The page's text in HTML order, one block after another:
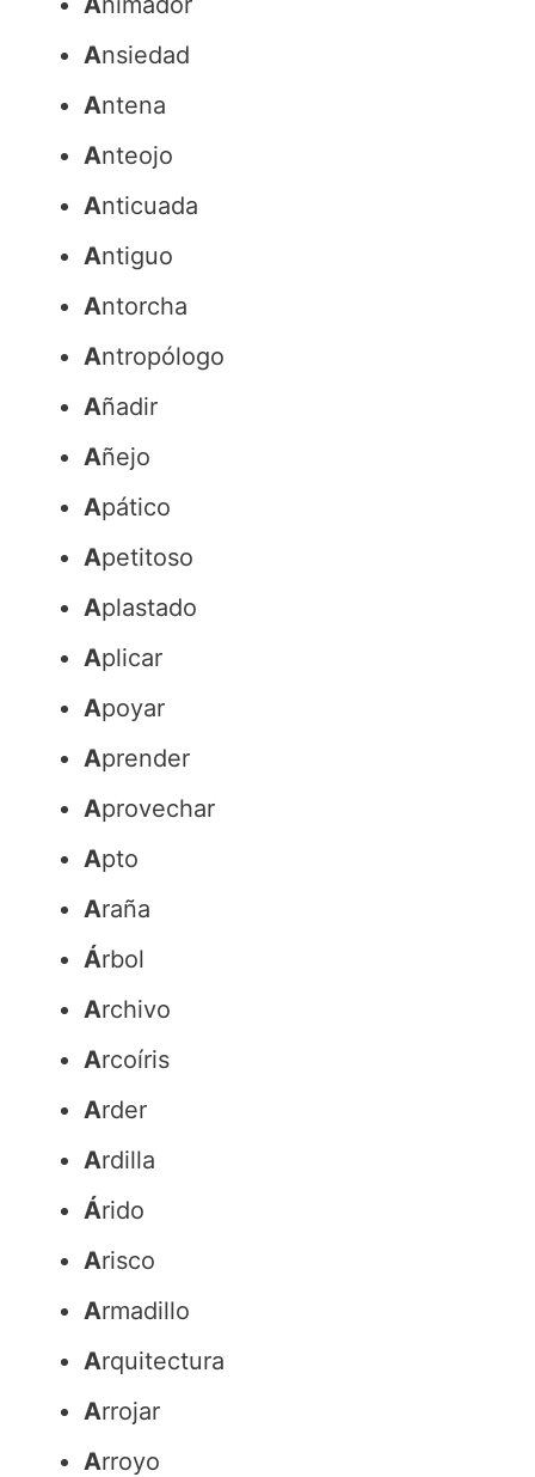
Ansiedad
Antena
Anteojo
Anticuada
Antiguo
Antorcha
Antropólogo
Añadir
Añejo
Apático
Apetitoso
Aplastado
Aplicar
Apoyar
Aprender
Aprovechar
Apto
Araña
Árbol
Archivo
Arcoíris
Arder
Ardilla
Árido
Arisco
Armadillo
Arquitectura
Arrojar
Arroyo